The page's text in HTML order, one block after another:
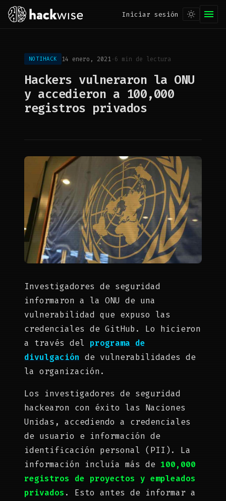
Iniciar sesión
NOTIHACK 14 enero, 2021·6 min de lectura
Hackers vulneraron la ONU
y accedieron a 100,000
registros privados
Investigadores de seguridad
informaron a la ONU de una
vulnerabilidad que expuso las
credenciales de GitHub. Lo hicieron
a través del programa de
divulgación de vulnerabilidades de
la organización.
Los investigadores de seguridad
hackearon con éxito las Naciones
Unidas, accediendo a credenciales
de usuario e información de
identificación personal (PII). La
información incluía más de 100,000
registros de proyectos y empleados
privados . Esto antes de informar a